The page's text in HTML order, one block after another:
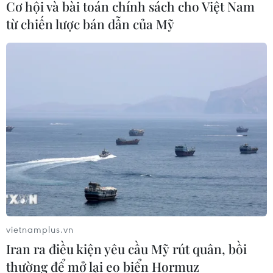
Australia và New Zealand
09/08/2026 02:00
Động lực mới cho hợp tác thương
mại Việt Nam-Australia
08/08/2026 12:20
Việt Nam-Ấn Độ thúc đẩy hợp tác
nghiên cứu, đào tạo và tư vấn chính
sách
Cơ hội và bài toán chính sách cho Việt Nam
từ chiến lược bán dẫn của Mỹ
vietnamplus.vn
Iran ra điều kiện yêu cầu Mỹ rút quân, bồi
thường để mở lại eo biển Hormuz